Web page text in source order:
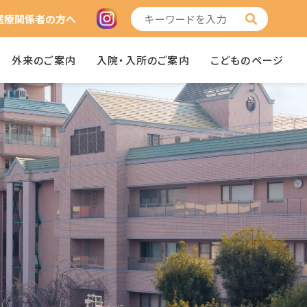
療関係者の方へ
外来のご案内 入院・入所のご案内 こどものページ